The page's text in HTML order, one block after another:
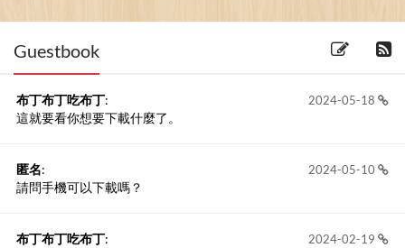
Guestbook
2024-05-18
布丁布丁吃布丁:
這就要看你想要下載什麼了。
2024-05-10
匿名:
請問手機可以下載嗎？
2024-02-19
布丁布丁吃布丁: